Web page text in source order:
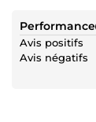
Performance
Avis positifs
Avis négatifs